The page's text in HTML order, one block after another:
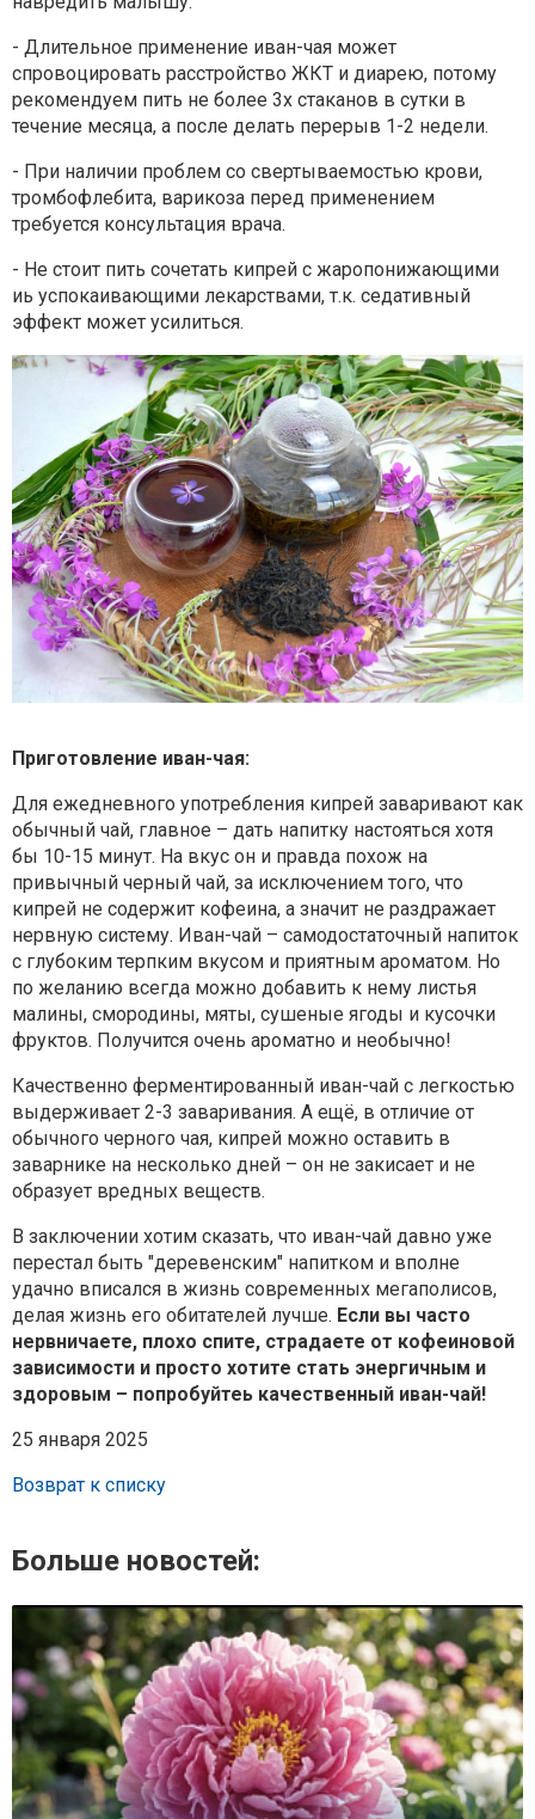
- Длительное применение иван-чая может
спровоцировать расстройство ЖКТ и диарею, потому
рекомендуем пить не более 3х стаканов в сутки в
течение месяца, а после делать перерыв 1-2 недели.
- При наличии проблем со свертываемостью крови,
тромбофлебита, варикоза перед применением
требуется консультация врача.
- Не стоит пить сочетать кипрей с жаропонижающими
иь успокаивающими лекарствами, т.к. седативный
эффект может усилиться.
Приготовление иван-чая:
Для ежедневного употребления кипрей заваривают как
обычный чай, главное – дать напитку настояться хотя
бы 10-15 минут. На вкус он и правда похож на
привычный черный чай, за исключением того, что
кипрей не содержит кофеина, а значит не раздражает
нервную систему. Иван-чай – самодостаточный напиток
с глубоким терпким вкусом и приятным ароматом. Но
по желанию всегда можно добавить к нему листья
малины, смородины, мяты, сушеные ягоды и кусочки
фруктов. Получится очень ароматно и необычно!
Качественно ферментированный иван-чай с легкостью
выдерживает 2-3 заваривания. А ещё, в отличие от
обычного черного чая, кипрей можно оставить в
заварнике на несколько дней – он не закисает и не
образует вредных веществ.
В заключении хотим сказать, что иван-чай давно уже
перестал быть "деревенским" напитком и вполне
удачно вписался в жизнь современных мегаполисов,
делая жизнь его обитателей лучше. Если вы часто
нервничаете, плохо спите, страдаете от кофеиновой
зависимости и просто хотите стать энергичным и
здоровым – попробуйтеь качественный иван-чай!
25 января 2025
Возврат к списку
Больше новостей: